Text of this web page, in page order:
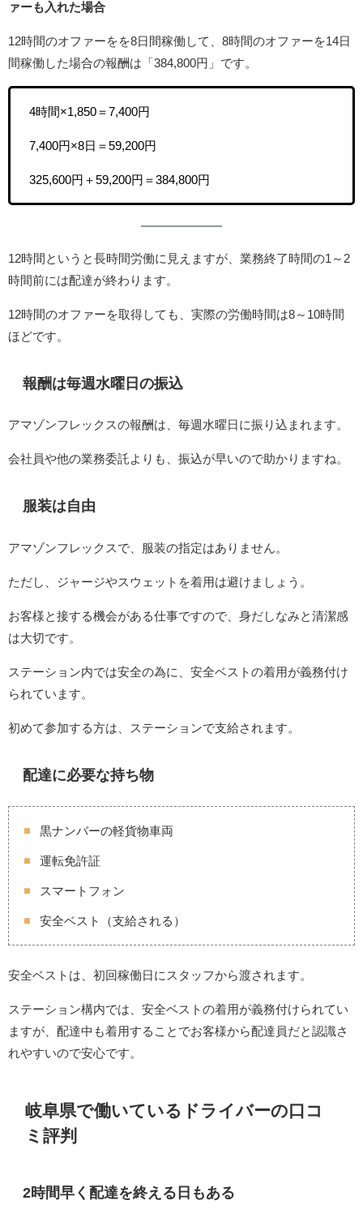
ァーも入れた場合
12時間のオファーをを8日間稼働して、8時間のオファーを14日
間稼働した場合の報酬は「384,800円」です。
4時間×1,850＝7,400円
7,400円×8日＝59,200円
325,600円＋59,200円＝384,800円
12時間というと長時間労働に見えますが、業務終了時間の1～2
時間前には配達が終わります。
12時間のオファーを取得しても、実際の労働時間は8～10時間
ほどです。
報酬は毎週水曜日の振込
アマゾンフレックスの報酬は、毎週水曜日に振り込まれます。
会社員や他の業務委託よりも、振込が早いので助かりますね。
服装は自由
アマゾンフレックスで、服装の指定はありません。
ただし、ジャージやスウェットを着用は避けましょう。
お客様と接する機会がある仕事ですので、身だしなみと清潔感
は大切です。
ステーション内では安全の為に、安全ベストの着用が義務付け
られています。
初めて参加する方は、ステーションで支給されます。
配達に必要な持ち物
黒ナンバーの軽貨物車両
運転免許証
スマートフォン
安全ベスト（支給される）
安全ベストは、初回稼働日にスタッフから渡されます。
ステーション構内では、安全ベストの着用が義務付けられてい
ますが、配達中も着用することでお客様から配達員だと認識さ
れやすいので安心です。
岐阜県で働いているドライバーの口コ
ミ評判
2時間早く配達を終える日もある